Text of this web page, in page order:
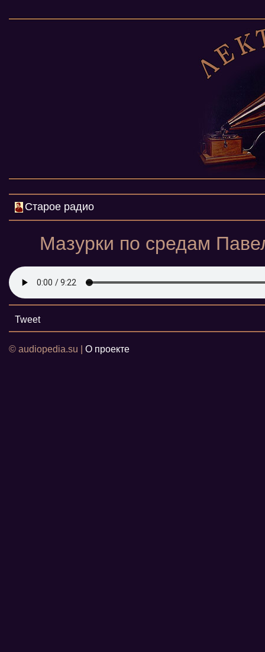
Старое радио
Мазурки по средам
Tweet
© audiopedia.su | О проекте